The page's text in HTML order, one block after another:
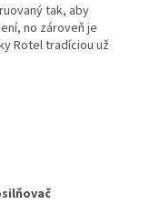
tak, aby
no zároveň je
Rotel tradíciou už